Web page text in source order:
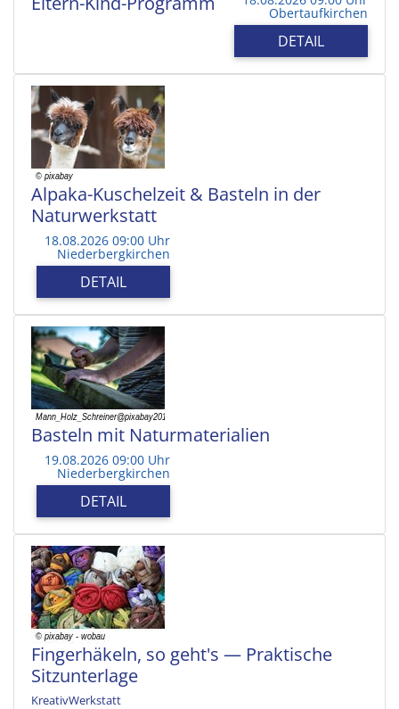
Obertaufkirchen
DETAIL
Alpaka-Kuschelzeit & Basteln in der
Naturwerkstatt
18.08.2026 09:00 Uhr
Niederbergkirchen
DETAIL
Basteln mit Naturmaterialien
19.08.2026 09:00 Uhr
Niederbergkirchen
DETAIL
Fingerhäkeln, so geht's — Praktische
Sitzunterlage
KreativWerkstatt